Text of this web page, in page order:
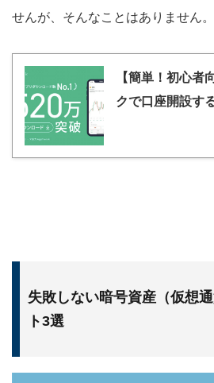
せんが、そんなことはありません
【簡単！初心者
クで口座開設す
失敗しない暗号資産（仮想
ト3選